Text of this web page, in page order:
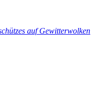
auf Gewitterwolken